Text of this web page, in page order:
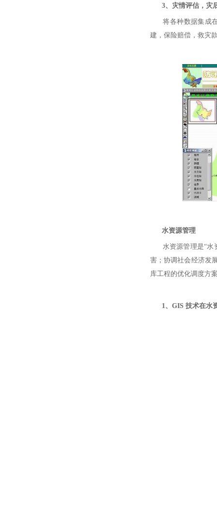
3、灾情评估，灾
将各种数据集成在
建，保险赔偿，救灾
水资源管理
水资源管理是“水资
害；协调社会经济发
库工程的优化调度方
1、GIS 技术在水